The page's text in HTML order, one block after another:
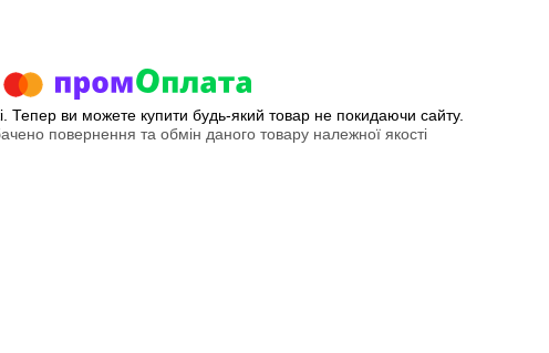
Тепер ви можете купити будь-який товар не покидаючи сайту.
повернення та обмін даного товару належної якості